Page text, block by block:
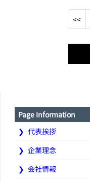
Page Information
代表挨拶
企業理念
会社情報